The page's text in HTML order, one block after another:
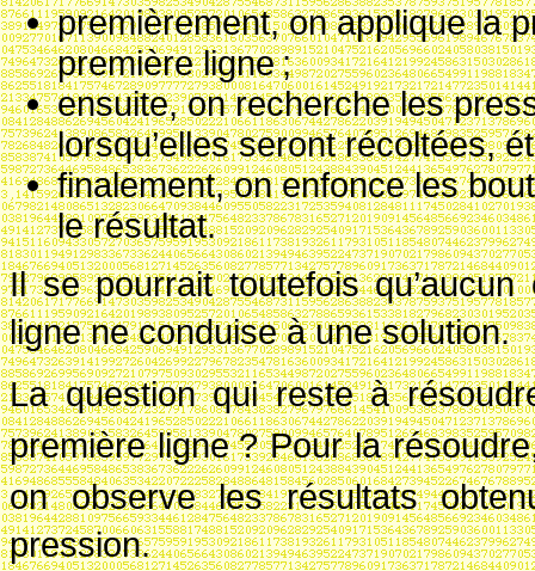
premièrement, on applique la
première ligne;
ensuite, on recherche les
lorsqu’elles seront récoltées,
finalement, on enfonce les
le résultat.
Il se pourrait toutefois
ligne ne conduise à une solution.
La question qui reste à
première ligne ? Pour la
on observe les résultats
pression.